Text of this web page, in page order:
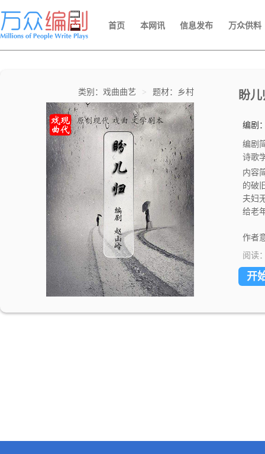
首页 本网讯 信息发布 万众供料
类别：戏曲曲艺 > 题材：乡村 盼儿
编剧
编剧
诗歌
内容
的破
夫妇
给老
住院
儿心
家出
作者
阅读
开